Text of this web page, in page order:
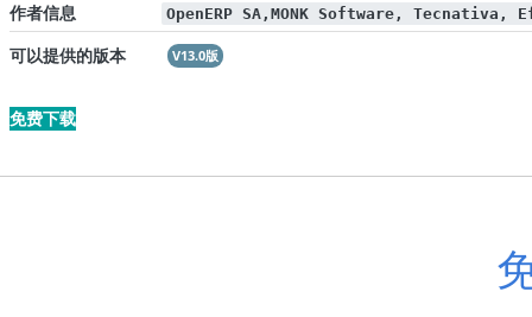
作者信息 OpenERP SA,MONK Software,
可以提供的版本 V13.0版
免费下载